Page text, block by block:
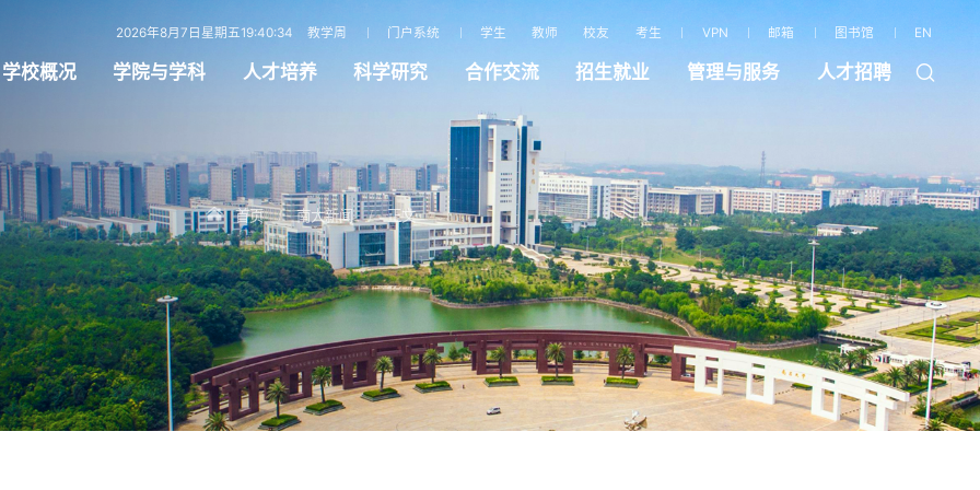
2026年8月7日星期五19:40:36 教学周 门户系统 学生 教师 校友 考生 VPN 邮箱 图书馆 EN
学校概况 学院与学科 人才培养 科学研究 合作交流 招生就业 管理与服务 人才招聘
首页 / 南大新闻 / 正文